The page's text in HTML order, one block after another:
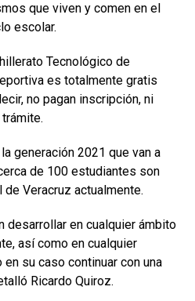
que viven y comen en el
escolar.
Tecnológico de
es totalmente gratis
no pagan inscripción, ni
generación 2021 que van a
de 100 estudiantes son
Veracruz actualmente.
desarrollar en cualquier ámbito
así como en cualquier
su caso continuar con una
Ricardo Quiroz.